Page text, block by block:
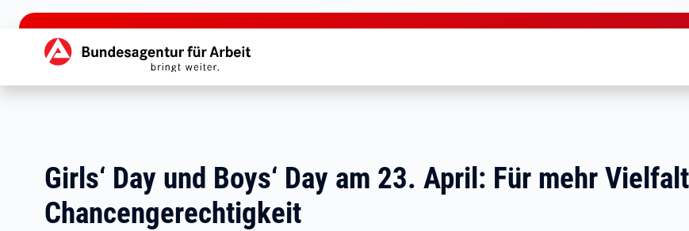
zu den Hauptinhalten springen
Hauptnavigation
Girls‘ Day und Boys‘ Day am 23. April: Für mehr
Chancengerechtigkeit